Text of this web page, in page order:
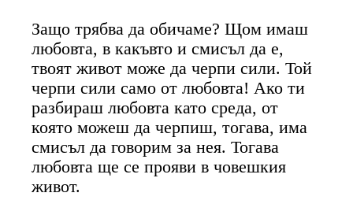
Защо трябва да обичаме? Щом имаш
любовта, в какъвто и смисъл да е,
твоят живот може да черпи сили. Той
черпи сили само от любовта! Ако ти
разбираш любовта като среда, от
която можеш да черпиш, тогава, има
смисъл да говорим за нея. Тогава
любовта ще се прояви в човешкия
живот.